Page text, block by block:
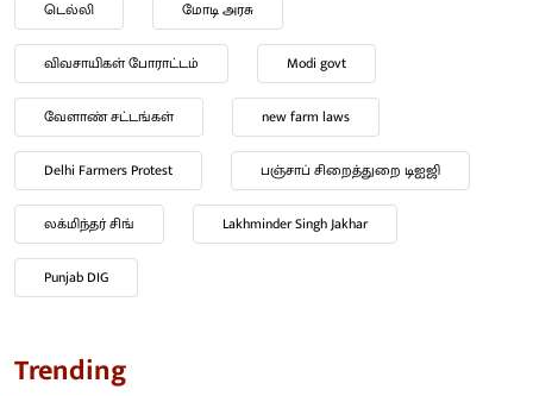
டெல்லி மோடி அரசு
விவசாயிகள் போராட்டம் Modi govt
வேளாண் சட்டங்கள் new farm laws
Delhi Farmers Protest பஞ்சாப் சிறைத்துறை டிஐஜி
லக்மிந்தர் சிங் Lakhminder Singh Jakhar
Punjab DIG
Trending